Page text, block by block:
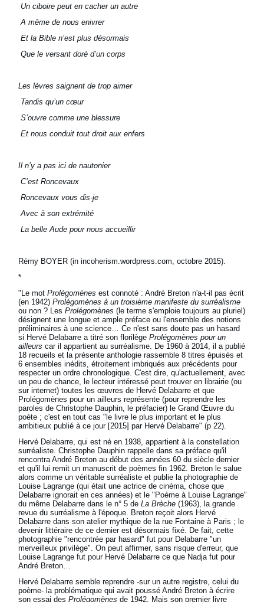
Un ciboire peut en cacher un autre
A même de nous enivrer
Et la Bible n’est plus désormais
Que le versant doré d’un corps
Les lèvres saignent de trop aimer
Tandis qu’un cœur
S’ouvre comme une blessure
Et nous conduit tout droit aux enfers
Il n’y a pas ici de nautonier
C’est Roncevaux
Roncevaux vous dis-je
Avec à son extrémité
La belle Aude pour nous accueillir
Rémy BOYER (in incoherism.wordpress.com, octobre 2015).
*
"Le motProlégomènes est connoté : André Breton n'a-t-il pas écrit
(en 1942)Prolégomènes à un troisième manifeste du surréalisme
ou non ? LesProlégomènes (le terme s'emploie toujours au pluriel)
désignent une longue et ample préface ou l'ensemble des notions
préliminaires à une science… Ce n'est sans doute pas un hasard
si Hervé Delabarre a titré son florilègeProlégomènes pour un
ailleurs car il appartient au surréalisme. De 1960 à 2014, il a publié
18 recueils et la présente anthologie rassemble 8 titres épuisés et
6 ensembles inédits, étroitement imbriqués aux précédents pour
respecter un ordre chronologique. C'est dire, qu'actuellement, avec
un peu de chance, le lecteur intéressé peut trouver en librairie (ou
sur internet) toutes les œuvres de Hervé Delabarre et que
Prolégomènes pour un ailleurs représente (pour reprendre les
paroles de Christophe Dauphin, le préfacier) le Grand Œuvre du
poète ; c'est en tout cas "le livre le plus important et le plus
ambitieux publié à ce jour [2015] par Hervé Delabarre" (p 22).
Hervé Delabarre, qui est né en 1938, appartient à la constellation
surréaliste. Christophe Dauphin rappelle dans sa préface qu'il
rencontra André Breton au début des années 60 du siècle dernier
et qu'il lui remit un manuscrit de poèmes fin 1962. Breton le salue
alors comme un véritable surréaliste et publie la photographie de
Louise Lagrange (qui était une actrice de cinéma, chose que
Delabarre ignorait en ces années) et le "Poème à Louise Lagrange"
du même Delabarre dans le n° 5 deLa Brèche (1963), la grande
revue du surréalisme à l'époque. Breton reçoit alors Hervé
Delabarre dans son atelier mythique de la rue Fontaine à Paris ; le
devenir littéraire de ce dernier est désormais fixé. De fait, cette
photographie "rencontrée par hasard" fut pour Delabarre "un
merveilleux privilège". On peut affirmer, sans risque d'erreur, que
Louise Lagrange fut pour Hervé Delabarre ce que Nadja fut pour
André Breton…
Hervé Delabarre semble reprendre -sur un autre registre, celui du
poème- la problématique qui avait poussé André Breton à écrire
son essai desProlégomènes de 1942. Mais son premier livre